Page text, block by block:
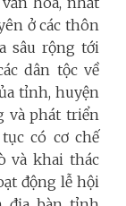
ở các thôn
sâu rộng tới
dân tộc về
tỉnh, huyện
và phát triển
có cơ chế
và khai thác
động lễ hội